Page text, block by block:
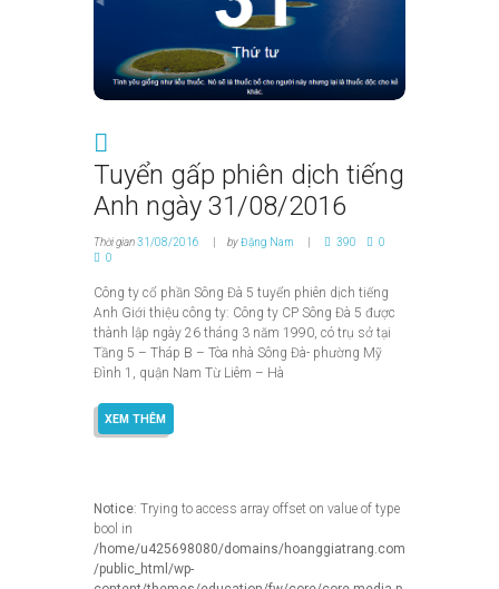
Tuyển gấp phiên dịch tiếng
Anh ngày 31/08/2016
Thời gian31/08/2016 byĐặng Nam 390
0
0
Công ty cổ phần Sông Đà 5 tuyển phiên dịch tiếng
Anh Giới thiệu công ty: Công ty CP Sông Đà 5 được
thành lập ngày 26 tháng 3 năm 1990, có trụ sở tại
Tầng 5 – Tháp B – Tòa nhà Sông Đà- phường Mỹ
Đình 1, quận Nam Từ Liêm – Hà
XEM THÊM
Notice: Trying to access array offset on value of type
bool in
/home/u425698080/domains/hoanggiatrang.com
/public_html/wp-